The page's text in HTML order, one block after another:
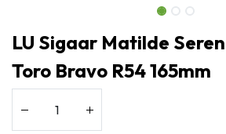
LU Sigaar Matilde
Toro Bravo R54 165mm